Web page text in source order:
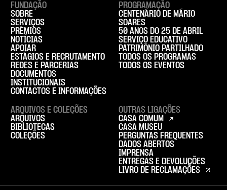
FUNDAÇÃO
SOBRE
SERVIÇOS
PRÉMIOS
NOTÍCIAS
APOIAR
ESTÁGIOS E RECRUTAMENTO
REDES E PARCERIAS
DOCUMENTOS
INSTITUCIONAIS
CONTACTOS E INFORMAÇÕES
PROGRAMAÇÃO
CENTENÁRIO DE MÁRIO
SOARES
50 ANOS DO 25 DE ABRIL
SERVIÇO EDUCATIVO
PATRIMÓNIO PARTILHADO
TODOS OS PROGRAMAS
TODOS OS EVENTOS
ARQUIVOS E COLEÇÕES
ARQUIVOS
BIBLIOTECAS
COLEÇÕES
OUTRAS LIGAÇÕES
CASA COMUM
CASA MUSEU
PERGUNTAS FREQUENTES
DADOS ABERTOS
IMPRENSA
ENTREGAS E DEVOLUÇÕES
LIVRO DE RECLAMAÇÕES